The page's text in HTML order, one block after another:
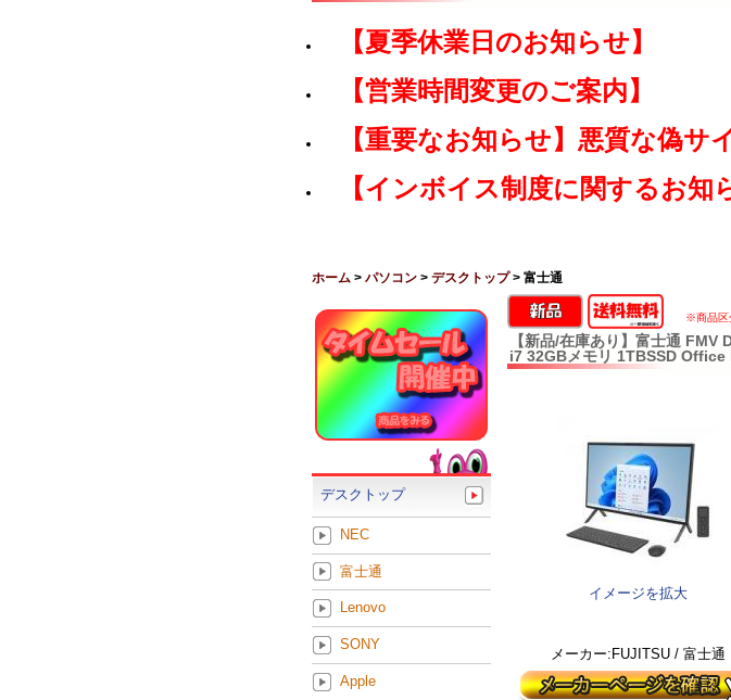
【夏季休業日のお知らせ】
【営業時間変更のご案内】
【重要なお知らせ】悪質な偽サ
【インボイス制度に関するお知
ホーム > パソコン > デスクトップ> 富士通
※商品区
【新品/在庫あり】富士通
i7 32GBメモリ 1TBSSD Office
イメージを拡大
メーカー:FUJITSU / 富士通
デスクトップ
NEC
富士通
Lenovo
SONY
Apple